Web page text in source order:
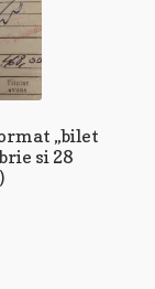
„bilet
si 28